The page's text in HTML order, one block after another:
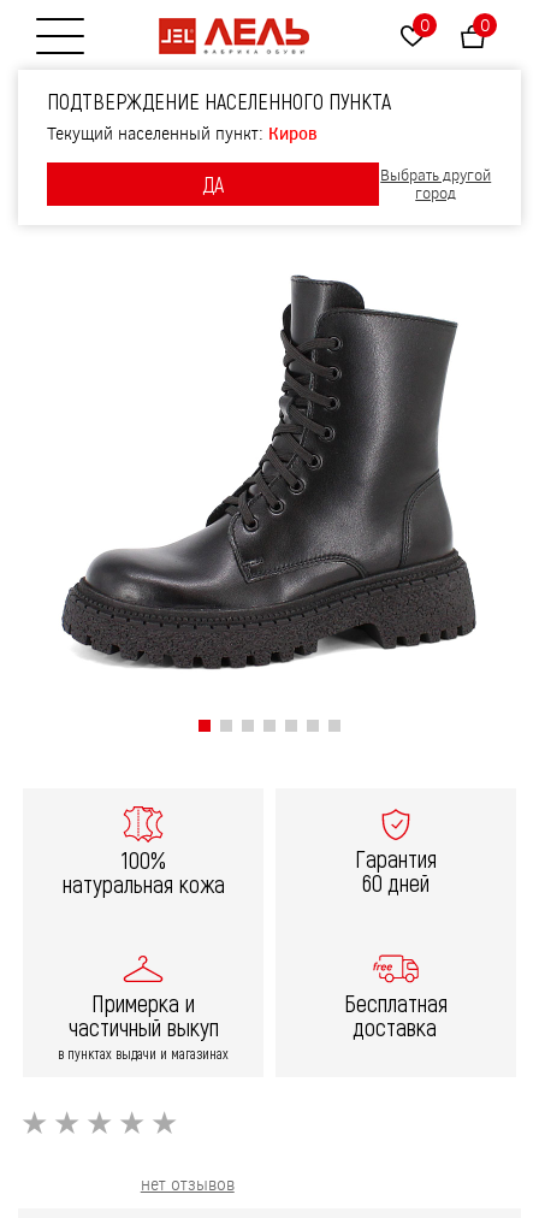
Открытие меню 0 0
ПОДТВЕРЖДЕНИЕ НАСЕЛЕННОГО ПУНКТА
Текущий населенный пункт: Киров
ДА
Выбрать другой
город
Ботинки, артикул 2552,
цвет черный
100%
натуральная кожа
Гарантия
60 дней
Примерка и
частичный выкуп
в пунктах выдачи и магазинах
Бесплатная
доставка
★ ★ ★ ★ ★
★ ★ ★ ★ ★
нет отзывов